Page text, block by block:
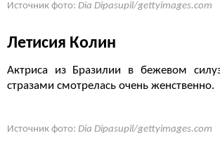
Источник фото: Dia Dipasupil/gettyimages.com
Летисия Колин
Актриса из Бразилии в бежевом
стразами смотрелась очень женственно.
Источник фото: Dia Dipasupil/gettyimages.com